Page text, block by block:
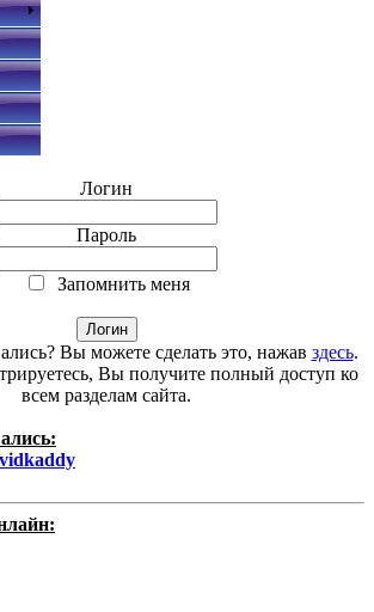
Логин
Пароль
Запомнить меня
Вы можете сделать это, нажав здесь.
Вы получите полный доступ ко
всем разделам сайта.